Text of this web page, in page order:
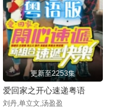
更新至2253集
爱回家之开心速递粤语
刘丹,单立文,汤盈盈